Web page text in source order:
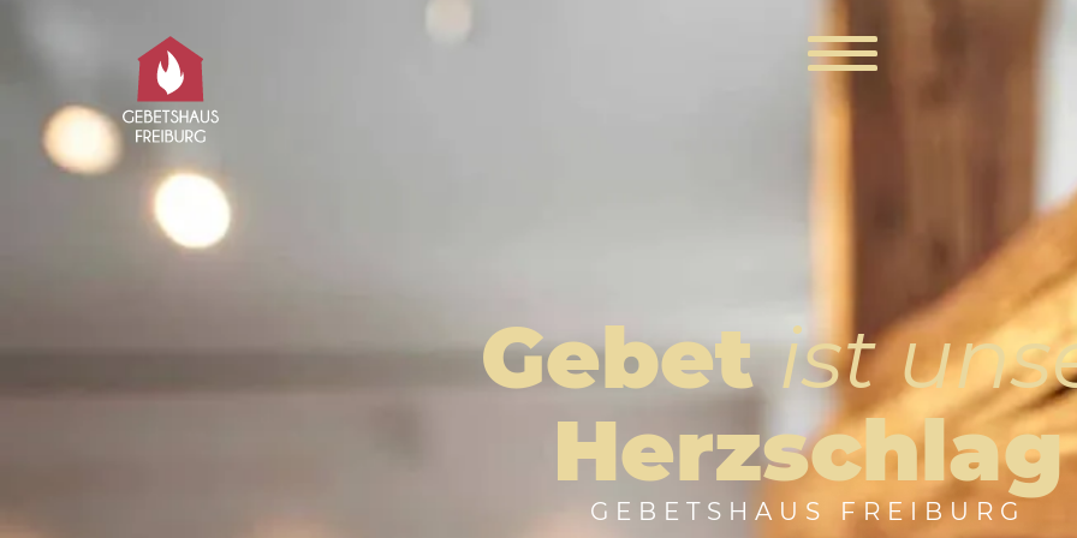
Werte
Räumlichkeiten
Anfahrt
Gebetist
Herzschlag
GEBETSHAUS FREIBURG